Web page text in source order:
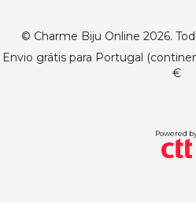
© Charme Biju Online 2026.
Envio grátis para Portugal
€
Powered